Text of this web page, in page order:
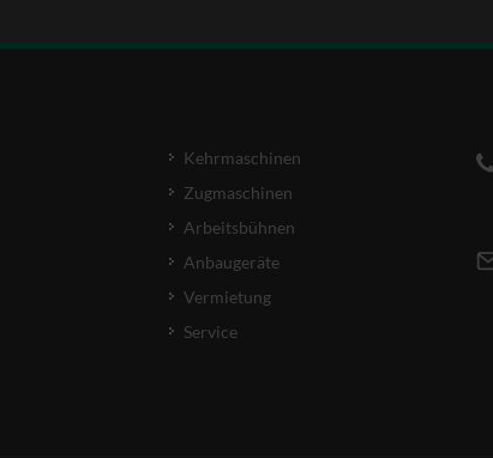
Kehrmaschinen
Zugmaschinen
Arbeitsbühnen
Anbaugeräte
Vermietung
Service